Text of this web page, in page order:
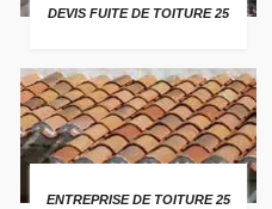
DEVIS FUITE DE TOITURE 25
ENTREPRISE DE TOITURE 25